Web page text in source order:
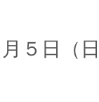
５日（